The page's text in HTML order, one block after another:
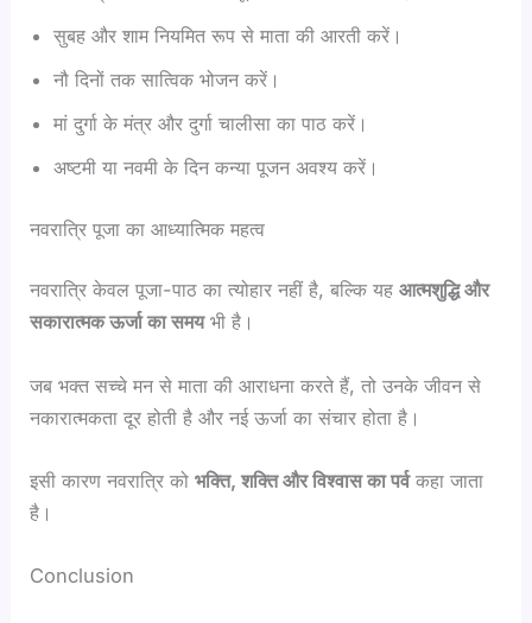
सुबह और शाम नियमित रूप से माता की आरती करें।
नौ दिनों तक सात्विक भोजन करें।
मां दुर्गा के मंत्र और दुर्गा चालीसा का पाठ करें।
अष्टमी या नवमी के दिन कन्या पूजन अवश्य करें।
नवरात्रि पूजा का आध्यात्मिक महत्व
नवरात्रि केवल पूजा-पाठ का त्योहार नहीं है, बल्कि यहआत्मशुद्धि और
सकारात्मक ऊर्जा का समयभी है।
जब भक्त सच्चे मन से माता की आराधना करते हैं, तो उनके जीवन से
नकारात्मकता दूर होती है और नई ऊर्जा का संचार होता है।
इसी कारण नवरात्रि कोभक्ति, शक्ति और विश्वास का पर्वकहा जाता
है।
Conclusion